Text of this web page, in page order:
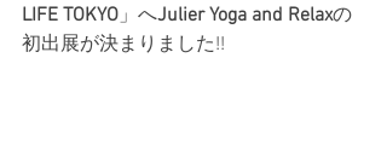
LIFE TOKYO」へJulier Yoga and Relaxの
初出展が決まりました!!